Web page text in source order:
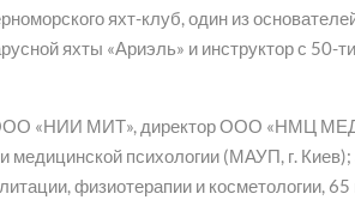
яхт-клуб, один из
яхты «Ариэль» и инструктор с 50-
«НИИ МИТ», директор ООО «НМЦ
медицинской психологии (МАУП, г. Киев);
физиотерапии и косметологии,